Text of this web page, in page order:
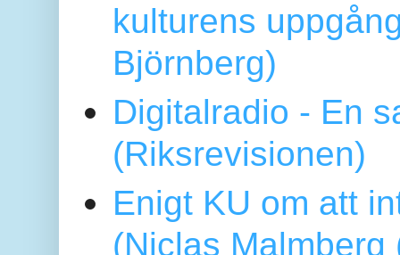
kulturens
Björnberg)
Digitalradio - En
(Riksrevisionen)
Enigt KU om att
(Niclas